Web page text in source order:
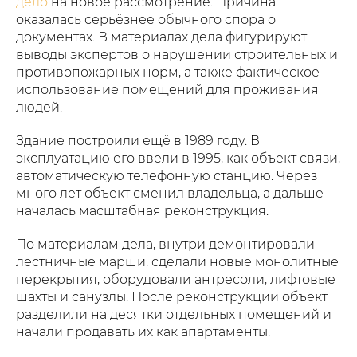
оказалась серьёзнее обычного спора о
документах. В материалах дела фигурируют
выводы экспертов о нарушении строительных и
противопожарных норм, а также фактическое
использование помещений для проживания
людей.
Здание построили ещё в 1989 году. В
эксплуатацию его ввели в 1995, как объект связи,
автоматическую телефонную станцию. Через
много лет объект сменил владельца, а дальше
началась масштабная реконструкция.
По материалам дела, внутри демонтировали
лестничные марши, сделали новые монолитные
перекрытия, оборудовали антресоли, лифтовые
шахты и санузлы. После реконструкции объект
разделили на десятки отдельных помещений и
начали продавать их как апартаменты.